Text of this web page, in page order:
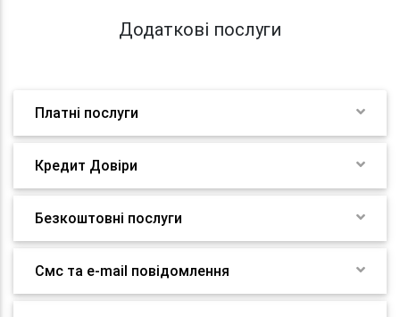
Додаткові послуги
Платні послуги
Кредит Довіри
Безкоштовні послуги
Смс та e-mail повідомлення